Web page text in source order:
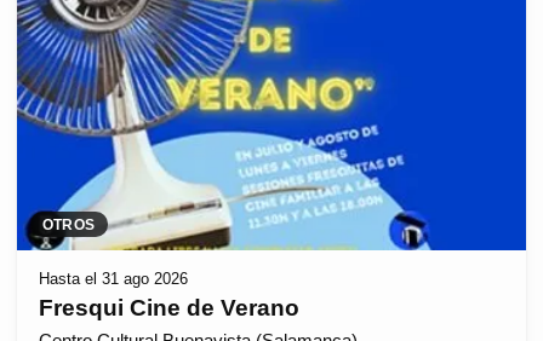
OTROS
Hasta el 31 ago 2026
Fresqui Cine de Verano